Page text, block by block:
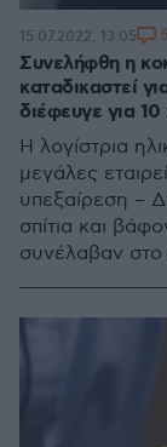
Συνελήφθη η
καταδικαστεί
διέφευγε για 10
Η λογίστρια
μεγάλες
υπεξαίρεση –
σπίτια και
συνέλαβαν στο
15.07.2022, 13:05